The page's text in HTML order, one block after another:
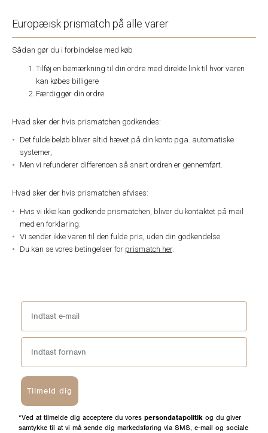
Europæisk prismatch på alle varer
Sådan gør du i forbindelse med køb
Tilføj en bemærkning til din ordre med direkte link til hvor varen
kan købes billigere
Færdiggør din ordre.
Hvad sker der hvis prismatchen godkendes:
Det fulde beløb bliver altid hævet på din konto pga. automatiske
systemer,
Men vi refunderer differencen så snart ordren er gennemført.
Hvad sker der hvis prismatchen afvises:
Hvis vi ikke kan godkende prismatchen, bliver du kontaktet på mail
med en forklaring.
Vi sender ikke varen til den fulde pris, uden din godkendelse.
Du kan se vores betingelser for prismatch her.
Tilmeld dig
*Ved at tilmelde dig acceptere du vores persondatapolitik og du giver
samtykke til at vi må sende dig markedsføring via SMS, e-mail og sociale